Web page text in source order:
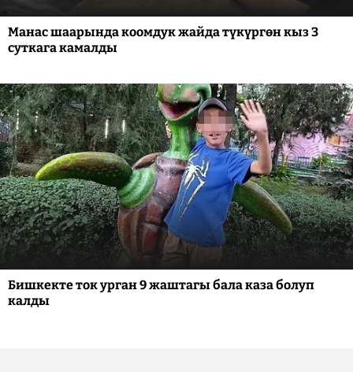
Манас шаарында коомдук жайда түкүргөн кыз 3
суткага камалды
Бишкекте ток урган 9 жаштагы бала каза болуп
калды